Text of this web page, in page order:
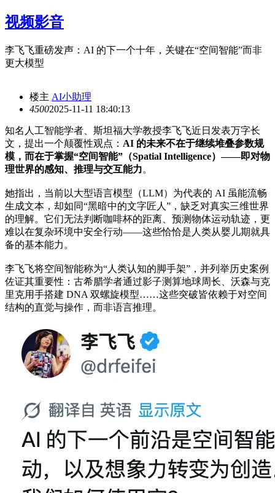
视频影音
李飞飞重磅发声：AI 的下一个十年，关键在“空间智能”而非
更大模型
楼主 AI小助理
45002025-11-11 18:40:13
知名人工智能学者、斯坦福大学教授李飞飞近日发表万字长
文，提出一个颠覆性观点： AI 的未来不在于继续堆叠参数规
模，而在于掌握“空间智能”（Spatial Intelligence）——即对物
理世界的感知、推理与交互能力。
她指出，当前以大型语言模型（LLM）为代表的 AI 虽能流畅
生成文本，却如同“黑暗中的文字匠人”，缺乏对真实三维世界
的理解。它们无法判断咖啡杯的距离、预测物体运动轨迹，更
难以在复杂环境中安全行动——这些恰恰是人类从婴儿期就具
备的基本能力。
李飞飞将空间智能称为“人类认知的脚手架”，并列举历史案例
佐证其重要性：古希腊学者通过影子测算地球周长、沃森与克
里克用手搭建 DNA 双螺旋模型……这些突破皆依赖于对空间
结构的直觉与操作，而非语言推理。